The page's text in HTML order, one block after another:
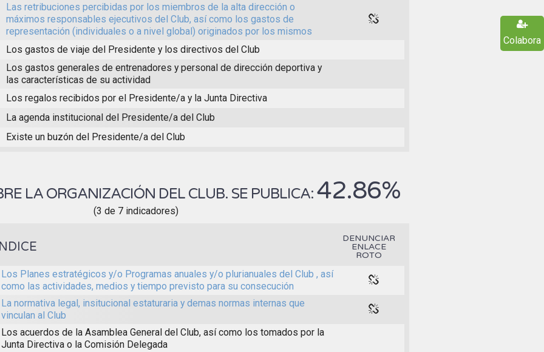
Las retribuciones percibidas por los miembros de la alta dirección o
máximos responsables ejecutivos del Club, así como los gastos de
representación (individuales o a nivel global) originados por los mismos
Los gastos de viaje del Presidente y los directivos del Club
Los gastos generales de entrenadores y personal de dirección deportiva y
las características de su actividad
Los regalos recibidos por el Presidente/a y la Junta Directiva
La agenda institucional del Presidente/a del Club
Existe un buzón del Presidente/a del Club
LA ORGANIZACIÓN DEL CLUB. SE PUBLICA: 42.86%
(3 de 7 indicadores)
DENUNCIAR
ENLACE
ROTO
Los Planes estratégicos y/o Programas anuales y/o plurianuales del Club , así
como las actividades, medios y tiempo previsto para su consecución
La normativa legal, insitucional estaturaria y demas normas internas que
vinculan al Club
Los acuerdos de la Asamblea General del Club, así como los tomados por la
Junta Directiva o la Comisión Delegada
Colabora